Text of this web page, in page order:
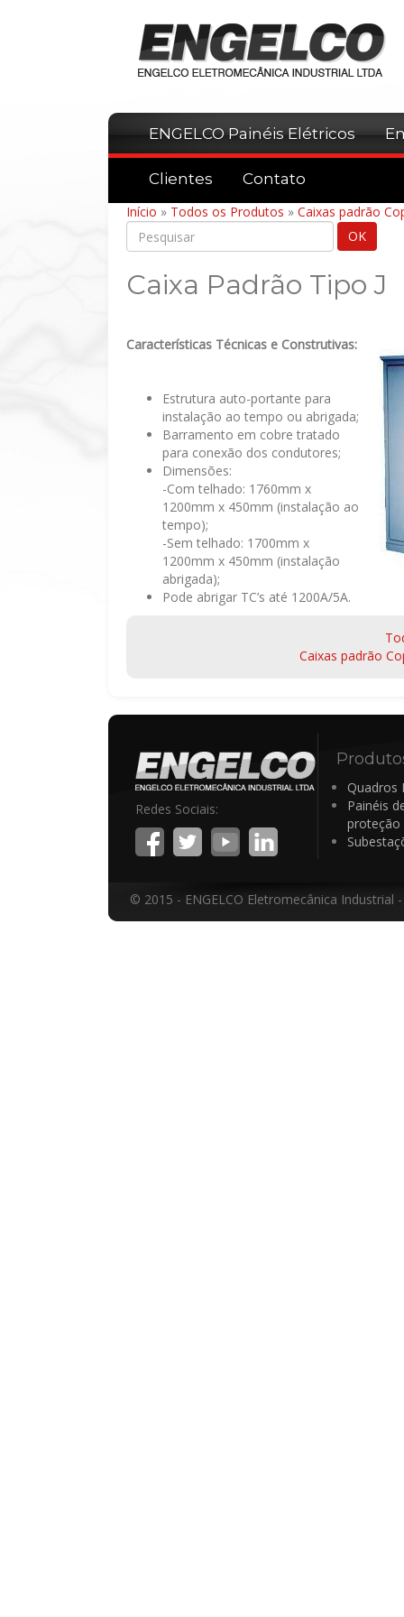
ENGELCO Painéis Elétricos
Clientes Contato
Início » Todos os Produtos » Caixas padrão
Caixa Padrão Tipo J
Características Técnicas e Construtivas:
Estrutura auto-portante para
instalação ao tempo ou abrigada;
Barramento em cobre tratado
para conexão dos condutores;
Dimensões:
-Com telhado: 1760mm x
1200mm x 450mm (instalação ao
tempo);
-Sem telhado: 1700mm x
1200mm x 450mm (instalação
abrigada);
Pode abrigar TC’s até 1200A/5A.
Caixas padrão
Redes Sociais:
Quadros
Painéis
proteção
© 2015 - ENGELCO Eletromecânica